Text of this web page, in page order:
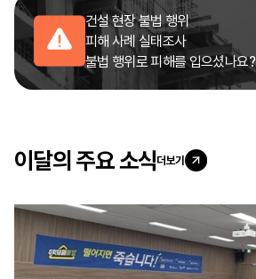
건설 현장 불법 행위
피해 사례 실태조사
불법 행위로 피해를 입으셨나요?
이달의 주요 소식더보기